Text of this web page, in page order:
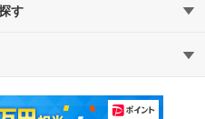
地域から探す
す
中古マンション
教えて！住まいの先生